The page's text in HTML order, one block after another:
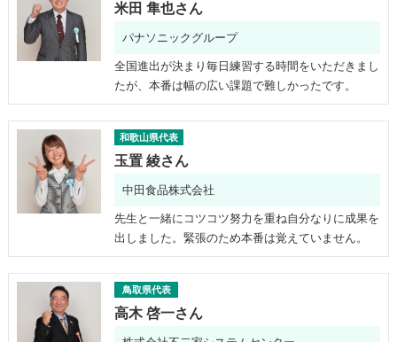
米田 隼也さん
パナソニックグループ
全国進出が決まり毎日練習する時間をいただきまし
たが、本番は幅の広い課題で難しかったです。
和歌山県代表
玉置 綾さん
中田食品株式会社
先生と一緒にコツコツ努力を重ね自分なりに成果を
出しました。緊張のため本番は覚えていません。
鳥取県代表
高木 啓一さん